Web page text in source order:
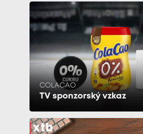
COLACAO
TV sponzorský vzkaz